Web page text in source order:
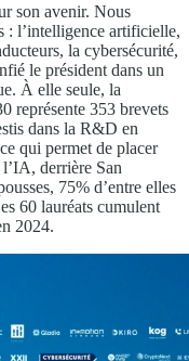
son avenir. Nous
: l’intelligence artificielle,
la cybersécurité,
le président dans un
À elle seule, la
représente 353 brevets
dans la R&D en
qui permet de placer
derrière San
75% d’entre elles
60 lauréats cumulent
2024.